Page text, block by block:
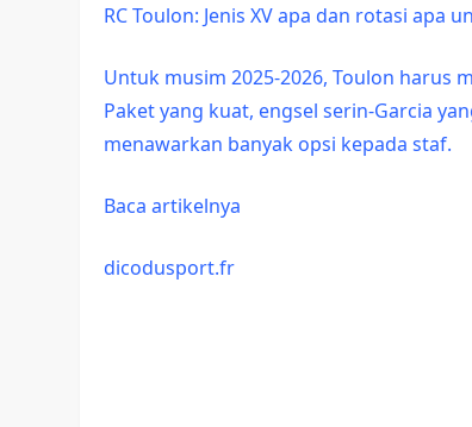
RC Toulon: Jenis XV apa dan rotasi apa
Untuk musim 2025-2026, Toulon harus
Paket yang kuat, engsel serin-Garcia
menawarkan banyak opsi kepada staf.
Baca artikelnya
dicodusport.fr